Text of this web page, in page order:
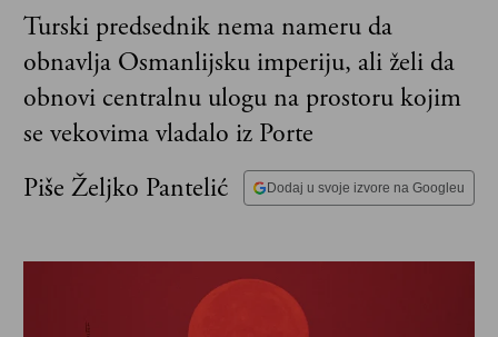
Turski predsednik nema nameru da
obnavlja Osmanlijsku imperiju, ali želi da
obnovi centralnu ulogu na prostoru kojim
se vekovima vladalo iz Porte
Piše Željko Pantelić
Dodaj u svoje izvore na Googleu